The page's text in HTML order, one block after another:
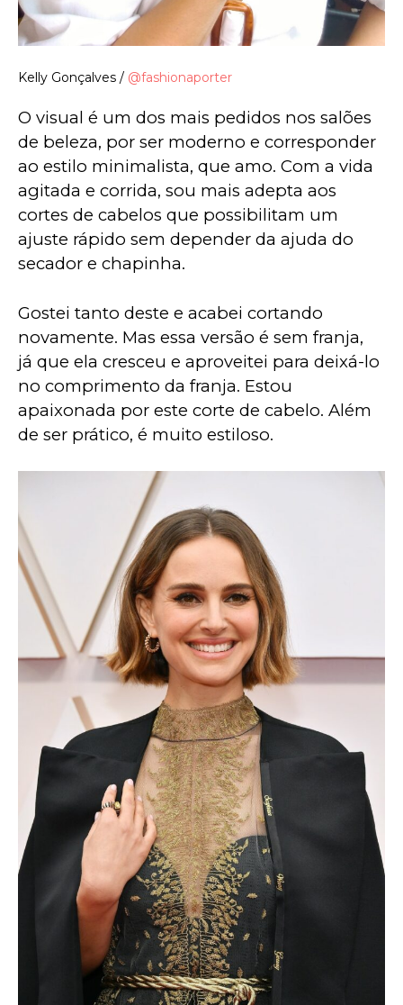
Kelly Gonçalves / @fashionaporter
O visual é um dos mais pedidos nos salões
de beleza, por ser moderno e corresponder
ao estilo minimalista, que amo. Com a vida
agitada e corrida, sou mais adepta aos
cortes de cabelos que possibilitam um
ajuste rápido sem depender da ajuda do
secador e chapinha.
Gostei tanto deste e acabei cortando
novamente. Mas essa versão é sem franja,
já que ela cresceu e aproveitei para deixá-lo
no comprimento da franja. Estou
apaixonada por este corte de cabelo. Além
de ser prático, é muito estiloso.